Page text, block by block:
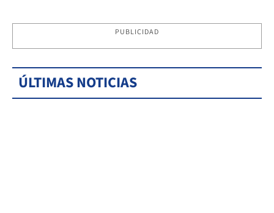
PUBLICIDAD
ÚLTIMAS NOTICIAS